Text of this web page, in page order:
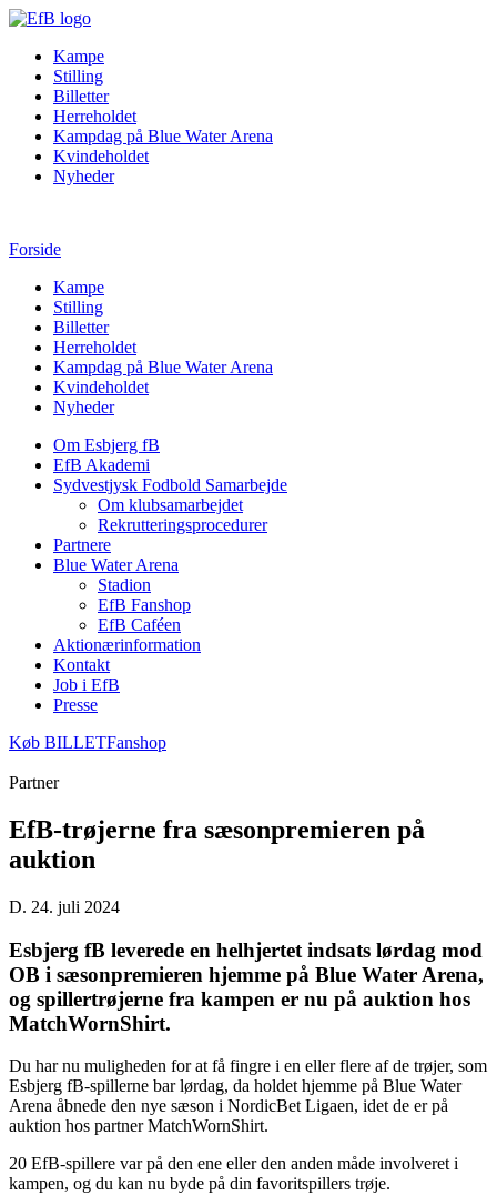
Kampe
Stilling
Billetter
Herreholdet
Kampdag på Blue Water Arena
Kvindeholdet
Nyheder
Forside
Kampe
Stilling
Billetter
Herreholdet
Kampdag på Blue Water Arena
Kvindeholdet
Nyheder
Om Esbjerg fB
EfB Akademi
Sydvestjysk Fodbold Samarbejde
Om klubsamarbejdet
Rekrutteringsprocedurer
Partnere
Blue Water Arena
Stadion
EfB Fanshop
EfB Caféen
Aktionærinformation
Kontakt
Job i EfB
Presse
Køb BILLETFanshop
Partner
EfB-trøjerne fra sæsonpremieren på
auktion
D. 24. juli 2024
Esbjerg fB leverede en helhjertet indsats lørdag mod
OB i sæsonpremieren hjemme på Blue Water Arena,
og spillertrøjerne fra kampen er nu på auktion hos
MatchWornShirt.
Du har nu muligheden for at få fingre i en eller flere af de trøjer, som
Esbjerg fB-spillerne bar lørdag, da holdet hjemme på Blue Water
Arena åbnede den nye sæson i NordicBet Ligaen, idet de er på
auktion hos partner MatchWornShirt.
20 EfB-spillere var på den ene eller den anden måde involveret i
kampen, og du kan nu byde på din favoritspillers trøje.